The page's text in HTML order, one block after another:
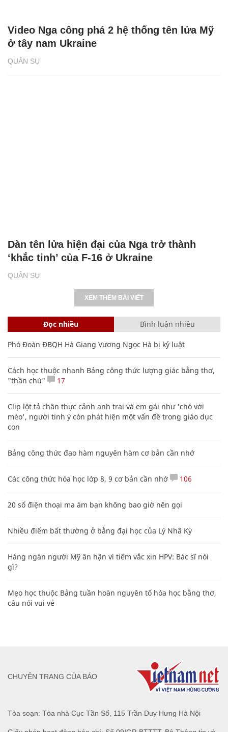
QUÂN SỰ
Video Nga công phá 2 hệ thống tên lửa Mỹ
ở tây nam Ukraine
QUÂN SỰ
Dàn tên lửa hiện đại của Nga trở thành
‘khắc tinh’ của F-16 ở Ukraine
XEM THÊM BÀI VIẾT
Đọc nhiều Bình luận nhiều
Phó Đoàn ĐBQH Hà Giang Vương Ngọc Hà bị kỷ luật
Cách học thuộc nhanh Bảng công thức lượng giác bằng thơ,
"thần chú"
17
Clip lột tả chân thực cảnh anh trai và em gái như 'chó với
mèo', người tinh ý còn phát hiện một vấn đề trong giáo dục
con
Bảng công thức đạo hàm nguyên hàm cơ bản cần nhớ
Các công thức hóa học lớp 8, 9 cơ bản cần nhớ 106
20 số điện thoại ma ám bạn không bao giờ nên gọi
Nhiều điểm bất thường ở bằng đại học của Lý Nhã Kỳ
Hàng ngàn người Mỹ ân hận vì tiêm vắc xin HPV: Bác sĩ nói
gì?
Mẹo học thuộc Bảng tuần hoàn nguyên tố hóa học bằng thơ,
câu nói vui vẻ
Tòa soạn: Tòa nhà Cục Tần Số, 115 Trần Duy Hưng Hà Nội
CHUYÊN TRANG CỦA BÁO